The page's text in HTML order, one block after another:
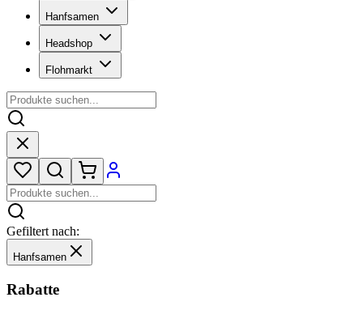
Hanfsamen
Headshop
Flohmarkt
Gefiltert nach:
Hanfsamen
Rabatte